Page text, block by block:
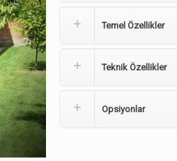
Temel Özellikler
Teknik Özellikler
Opsiyonlar